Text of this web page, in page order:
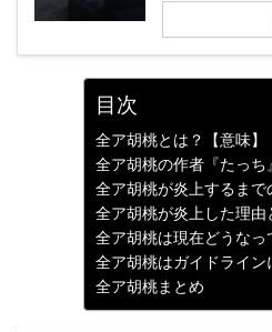
目次
全ア胡桃とは？【意味】
全ア胡桃の作者『たっち
全ア胡桃が炎上するまで
全ア胡桃が炎上した理由
全ア胡桃は現在どうなっ
全ア胡桃はガイドライン
全ア胡桃まとめ